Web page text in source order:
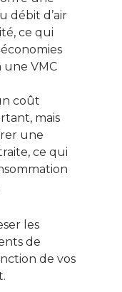
débit d’air
ce qui
une VMC
coût
mais
une
ce qui
les
de
de vos